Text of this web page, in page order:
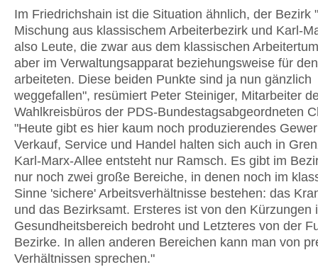
Im Friedrichshain ist die Situation ähnlich, der Bezirk
Mischung aus klassischem Arbeiterbezirk und Karl-
also Leute, die zwar aus dem klassischen
aber im Verwaltungsapparat beziehungsweise für
arbeiteten. Diese beiden Punkte sind ja nun gänzlich
weggefallen", resümiert Peter Steiniger, Mitarbeiter
Wahlkreisbüros der PDS-Bundestagsabgeordneten
"Heute gibt es hier kaum noch produzierendes
Verkauf, Service und Handel halten sich auch in
Karl-Marx-Allee entsteht nur Ramsch. Es gibt im
nur noch zwei große Bereiche, in denen noch im
Sinne 'sichere' Arbeitsverhältnisse bestehen: das
und das Bezirksamt. Ersteres ist von den Kürzungen
Gesundheitsbereich bedroht und Letzteres von der
Bezirke. In allen anderen Bereichen kann man von
Verhältnissen sprechen."